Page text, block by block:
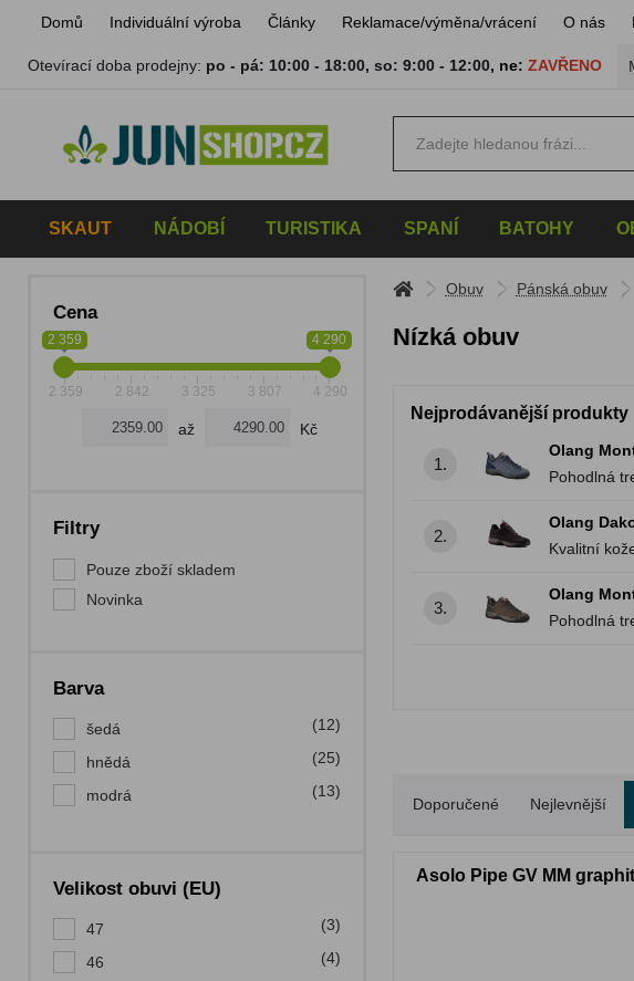
Domů Individuální výroba Články Reklamace/výměna/vrácení O nás
Otevírací doba prodejny: po - pá: 10:00 - 18:00,so: 9:00 - 12:00, ne: ZAVŘENO
SKAUT NÁDOBÍ TURISTIKA SPANÍ BATOHY
Cena
2 359 4 290
2 359 2 842 3 325 3 807 4 290
až Kč
Filtry
Pouze zboží skladem
Novinka
Barva
šedá (12)
hnědá (25)
modrá (13)
Velikost obuvi (EU)
47 (3)
46 (4)
Obuv Pánská obuv
Nízká obuv
Nejprodávanější produkty
1.
Olang
2.
Olang
Kvalitní
3.
Olang
Pohodlná
Doporučené Nejlevnější
Asolo Pipe GV MM